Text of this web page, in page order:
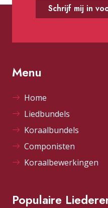
Schrijf mij in
Menu
Home
Liedbundels
Koraalbundels
Componisten
Koraalbewerkingen
Populaire